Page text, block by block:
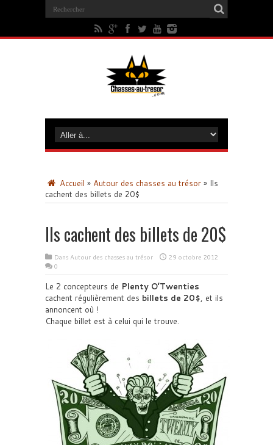
Accueil » Autour des chasses au trésor » Ils
cachent des billets de 20$
Ils cachent des billets de 20$
Dans Autour des chasses au trésor
29 octobre 2012
0
Le 2 concepteurs de Plenty O’Twenties
cachent régulièrement des billets de 20$, et ils
annoncent où !
Chaque billet est à celui qui le trouve.